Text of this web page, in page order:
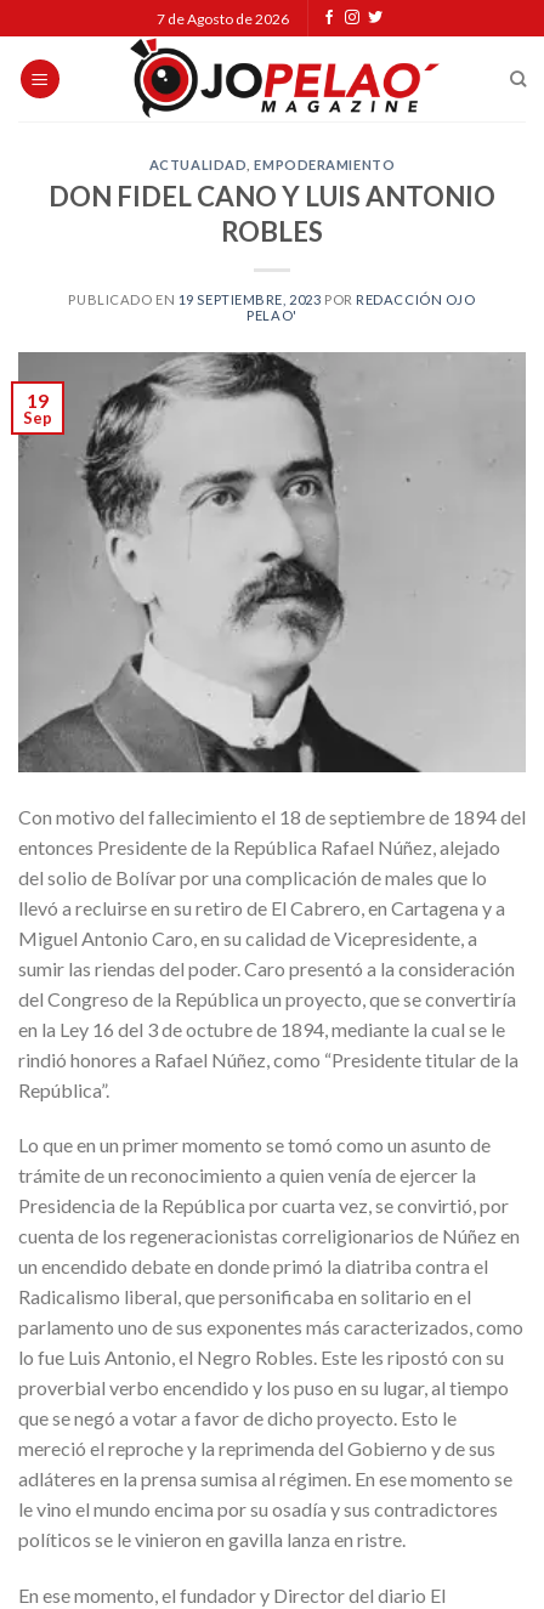
to
content
7 de Agosto de 2026
ACTUALIDAD ,EMPODERAMIENTO
DON FIDEL CANO Y LUIS ANTONIO
ROBLES
PUBLICADO EN 19 SEPTIEMBRE, 2023 POR REDACCIÓN OJO
PELAO'
19
Sep
Con motivo del fallecimiento el 18 de septiembre de 1894 del
entonces Presidente de la República Rafael Núñez, alejado
del solio de Bolívar por una complicación de males que lo
llevó a recluirse en su retiro de El Cabrero, en Cartagena y a
Miguel Antonio Caro, en su calidad de Vicepresidente, a
sumir las riendas del poder. Caro presentó a la consideración
del Congreso de la República un proyecto, que se convertiría
en la Ley 16 del 3 de octubre de 1894, mediante la cual se le
rindió honores a Rafael Núñez, como “Presidente titular de la
República”.
Lo que en un primer momento se tomó como un asunto de
trámite de un reconocimiento a quien venía de ejercer la
Presidencia de la República por cuarta vez, se convirtió, por
cuenta de los regeneracionistas correligionarios de Núñez en
un encendido debate en donde primó la diatriba contra el
Radicalismo liberal, que personificaba en solitario en el
parlamento uno de sus exponentes más caracterizados, como
lo fue Luis Antonio, el Negro Robles. Este les ripostó con su
proverbial verbo encendido y los puso en su lugar, al tiempo
que se negó a votar a favor de dicho proyecto. Esto le
mereció el reproche y la reprimenda del Gobierno y de sus
adláteres en la prensa sumisa al régimen. En ese momento se
le vino el mundo encima por su osadía y sus contradictores
políticos se le vinieron en gavilla lanza en ristre.
En ese momento, el fundador y Director del diario El